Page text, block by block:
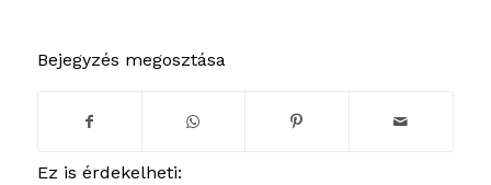
Bejegyzés megosztása
Ez is érdekelheti: